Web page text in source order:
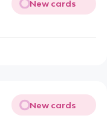
New cards
New cards